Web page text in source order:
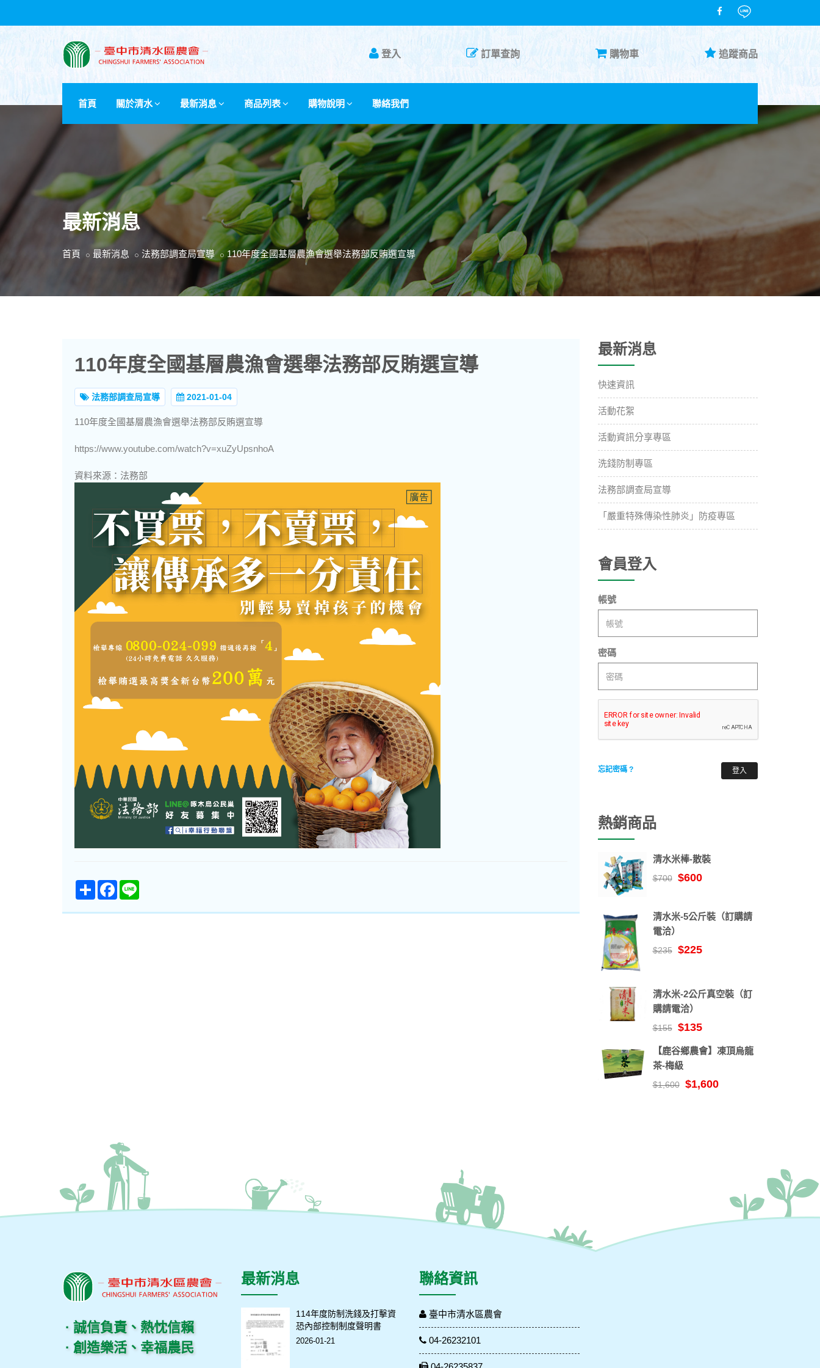
登入 訂單查詢 購物車 追蹤商品
首頁 關於清水 最新消息 商品列表 購物說明 聯絡我們
最新消息
首頁 最新消息 法務部調查局宣導 110年度全國基層農漁會選舉法務部反賄選宣導
110年度全國基層農漁會選舉法務部反賄選宣導
法務部調查局宣導 2021-01-04
110年度全國基層農漁會選舉法務部反賄選宣導
https://www.youtube.com/watch?v=xuZyUpsnhoA
資料來源：法務部
Share Facebook
最新消息
快速資訊
活動花絮
活動資訊分享專區
洗錢防制專區
法務部調查局宣導
「嚴重特殊傳染性肺炎」防疫專區
會員登入
帳號
密碼
登入
忘記密碼 ?
熱銷商品
清水米棒-散裝
$700 $600
清水米-5公斤裝（訂購請
電洽）
$235 $225
清水米-2公斤真空裝（訂
購請電洽）
$155 $135
【鹿谷鄉農會】凍頂烏龍
茶-梅級
$1,600 $1,600
· 誠信負責、熱忱信賴
· 創造樂活、幸福農民
最新消息
114年度防制洗錢及打擊資
恐內部控制制度聲明書
2026-01-21
聯絡資訊
臺中市清水區農會
04-26232101